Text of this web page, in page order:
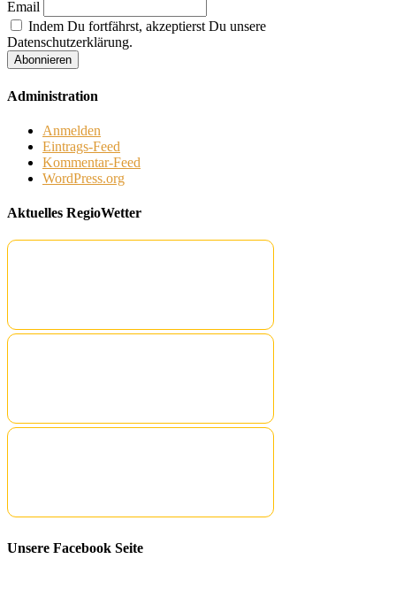
Email
Indem Du fortfährst, akzeptierst Du unsere
Datenschutzerklärung.
Administration
Anmelden
Eintrags-Feed
Kommentar-Feed
WordPress.org
Aktuelles RegioWetter
Unsere Facebook Seite